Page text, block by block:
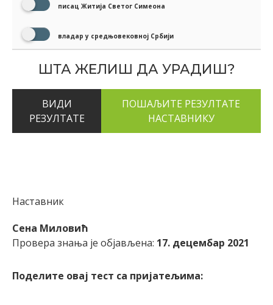
писац Житија Светог Симеона
владар у средњовековној Србији
ШТА ЖЕЛИШ ДА УРАДИШ?
ВИДИ
РЕЗУЛТАТЕ
Наставник
Сена Миловић
Провера знања је објављена: 17. децембар 2021
Поделите овај тест са пријатељима: